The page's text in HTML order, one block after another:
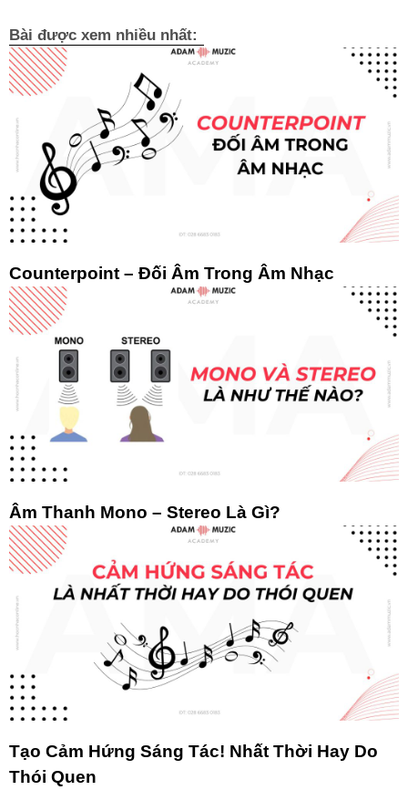
Bài được xem nhiều nhất:
Counterpoint – Đối Âm Trong Âm Nhạc
Âm Thanh Mono – Stereo Là Gì?
Tạo Cảm Hứng Sáng Tác! Nhất Thời Hay Do
Thói Quen